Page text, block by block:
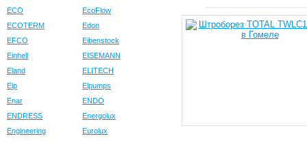
ECO
EcoFlow
ECOTERM
Edon
EFCO
Eibenstock
Einhell
EISEMANN
Eland
ELITECH
Elp
Elpumps
Enar
ENDO
ENDRESS
Energolux
Engineering
Eurolux